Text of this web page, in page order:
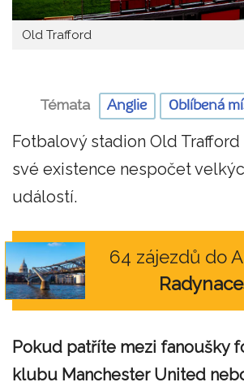
Old Trafford
Témata Anglie Oblíbená
Fotbalový stadion Old
své existence nespočet
událostí.
64 zájezdů do
Pokud patříte mezi fanoušky
klubu Manchester United